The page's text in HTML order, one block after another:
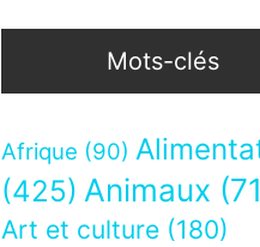
Mots-clés
Afrique (90)
(425) Animaux
Art et culture (180)